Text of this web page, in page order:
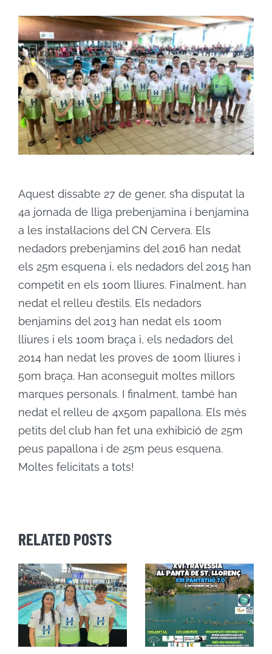
ACTIVITATS
CONTACTE
PATROCINADORS
RESULTATS
Aquest dissabte 27 de gener, s’ha disputat la
4a jornada de lliga prebenjamina i benjamina
a les instal·lacions del CN Cervera. Els
nedadors prebenjamins del 2016 han nedat
els 25m esquena i, els nedadors del 2015 han
competit en els 100m lliures. Finalment, han
nedat el relleu d’estils. Els nedadors
benjamins del 2013 han nedat els 100m
lliures i els 100m braça i, els nedadors del
2014 han nedat les proves de 100m lliures i
50m braça. Han aconseguit moltes millors
marques personals. I finalment, també han
nedat el relleu de 4x50m papallona. Els més
petits del club han fet una exhibició de 25m
peus papallona i de 25m peus esquena.
Moltes felicitats a tots!
RELATED POSTS